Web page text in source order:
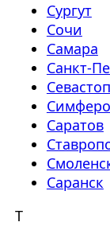
Сургут
Сочи
Самара
Санкт-
Саратов
Саранск
Т